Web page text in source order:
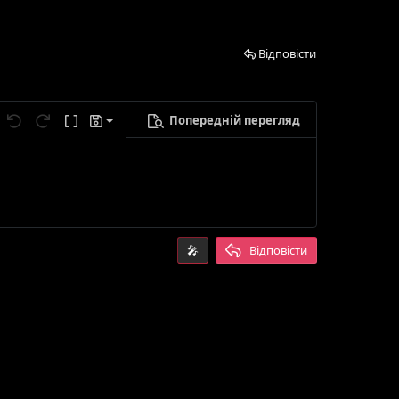
Відповісти
Скасувати
Повторити
Ввімкнути режим BB-кодів
Чернетки
чернетку
Попередній перегляд
🎤 Відповісти